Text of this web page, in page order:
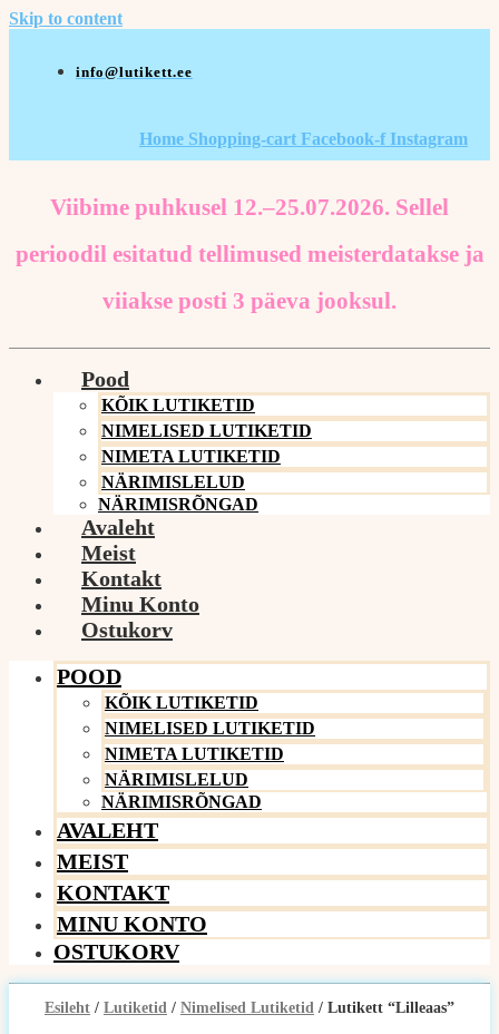
Skip to content
info@lutikett.ee
Home Shopping-cart Facebook-f Instagram
Viibime puhkusel 12.–25.07.2026. Sellel
perioodil esitatud tellimused meisterdatakse ja
viiakse posti 3 päeva jooksul.
Pood
KÕIK LUTIKETID
NIMELISED LUTIKETID
NIMETA LUTIKETID
NÄRIMISLELUD
NÄRIMISRÕNGAD
Avaleht
Meist
Kontakt
Minu Konto
Ostukorv
POOD
KÕIK LUTIKETID
NIMELISED LUTIKETID
NIMETA LUTIKETID
NÄRIMISLELUD
NÄRIMISRÕNGAD
AVALEHT
MEIST
KONTAKT
MINU KONTO
OSTUKORV
Esileht / Lutiketid / Nimelised Lutiketid / Lutikett “Lilleaas”